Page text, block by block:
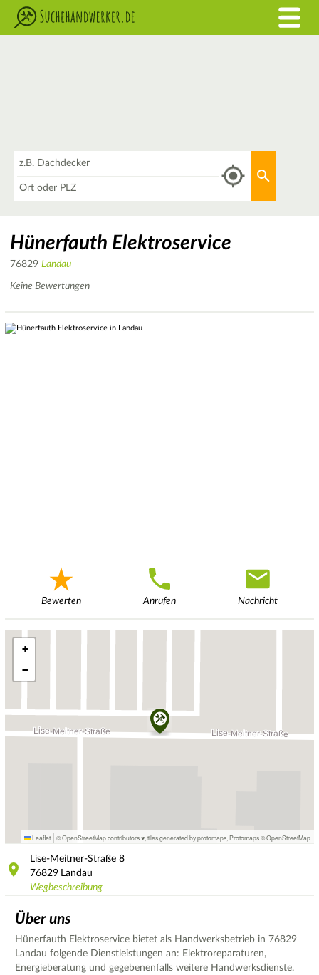
Hünerfauth Elektroservice
76829 Landau
Keine Bewertungen
Bewerten Anrufen Nachricht
+
−
Leaflet | © OpenStreetMap contributors ♥, tiles generated by protomaps Protomaps©OpenStreetMap
Lise-Meitner-Straße 8
76829 Landau
Wegbeschreibung
Über uns
Hünerfauth Elektroservice bietet als Handwerksbetrieb in 76829
Landau folgende Dienstleistungen an: Elektroreparaturen,
Energieberatung und gegebenenfalls weitere Handwerksdienste.